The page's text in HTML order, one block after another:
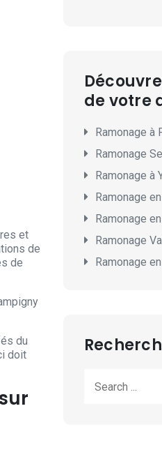
et
de
de
du
doit
de votre
Ramonage à
Ramonage
Ramonage à
Ramonage
Ramonage
Ramonage
Ramonage
for: